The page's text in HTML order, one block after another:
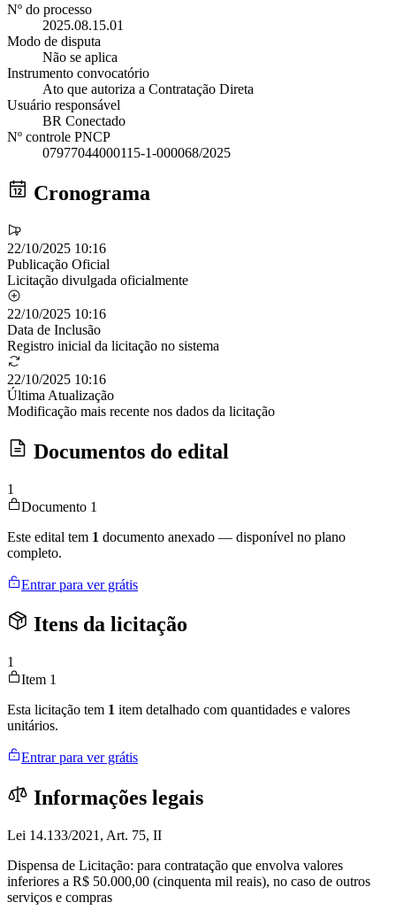
Nº do processo
2025.08.15.01
Modo de disputa
Não se aplica
Instrumento convocatório
Ato que autoriza a Contratação Direta
Usuário responsável
BR Conectado
Nº controle PNCP
07977044000115-1-000068/2025
Cronograma
22/10/2025 10:16
Publicação Oficial
Licitação divulgada oficialmente
22/10/2025 10:16
Data de Inclusão
Registro inicial da licitação no sistema
22/10/2025 10:16
Última Atualização
Modificação mais recente nos dados da licitação
Documentos do edital
1
Documento 1
Este edital tem 1 documento anexado — disponível no plano
completo.
Entrar para ver grátis
Itens da licitação
1
Item 1
Esta licitação tem 1 item detalhado com quantidades e valores
unitários.
Entrar para ver grátis
Informações legais
Lei 14.133/2021, Art. 75, II
Dispensa de Licitação: para contratação que envolva valores
inferiores a R$ 50.000,00 (cinquenta mil reais), no caso de outros
serviços e compras